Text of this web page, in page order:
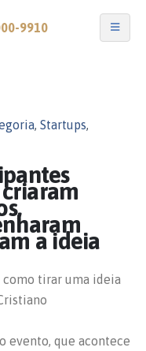
9910
, Startups,
a ideia
evento, que acontece